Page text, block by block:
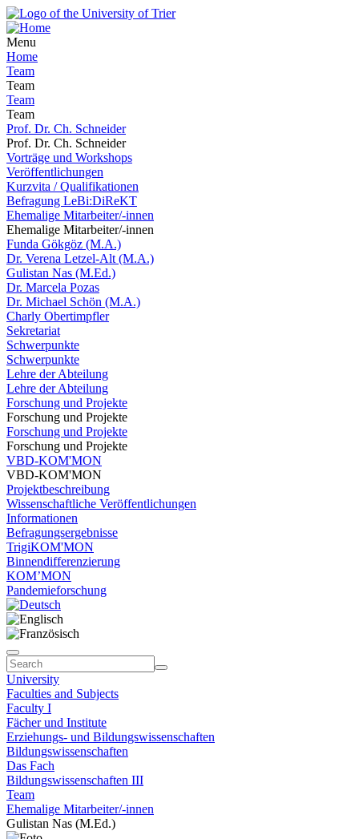
Menu
Home
Team
Team
Team
Team
Prof. Dr. Ch. Schneider
Prof. Dr. Ch. Schneider
Vorträge und Workshops
Veröffentlichungen
Kurzvita / Qualifikationen
Befragung LeBi:DiReKT
Ehemalige Mitarbeiter/-innen
Ehemalige Mitarbeiter/-innen
Funda Gökgöz (M.A.)
Dr. Verena Letzel-Alt (M.A.)
Gulistan Nas (M.Ed.)
Dr. Marcela Pozas
Dr. Michael Schön (M.A.)
Charly Obertimpfler
Sekretariat
Schwerpunkte
Schwerpunkte
Lehre der Abteilung
Lehre der Abteilung
Forschung und Projekte
Forschung und Projekte
Forschung und Projekte
Forschung und Projekte
VBD-KOM'MON
VBD-KOM'MON
Projektbeschreibung
Wissenschaftliche Veröffentlichungen
Informationen
Befragungsergebnisse
TrigiKOM'MON
Binnendifferenzierung
KOM’MON
Pandemieforschung
University
Faculties and Subjects
Faculty I
Fächer und Institute
Erziehungs- und Bildungswissenschaften
Bildungswissenschaften
Das Fach
Bildungswissenschaften III
Team
Ehemalige Mitarbeiter/-innen
Gulistan Nas (M.Ed.)